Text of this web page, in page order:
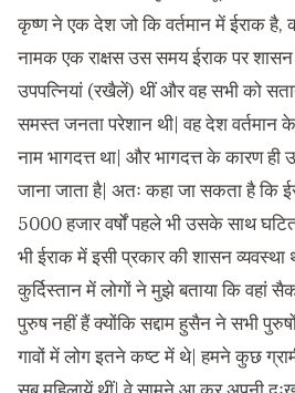
कृष्ण ने एक देश जो कि वर्तमान में ईराक है,
नामक एक राक्षस उस समय ईराक पर
उपपत्नियां (रखैलें) थीं और वह सभी को
समस्त जनता परेशान थी| वह देश
नाम भागदत्त था| और भागदत्त के कारण
जाना जाता है| अतः कहा जा सकता है कि
5000 हजार वर्षों पहले भी उसके साथ
भी ईराक में इसी प्रकार की शासन
कुर्दिस्तान में लोगों ने मुझे बताया कि वहां
पुरुष नहीं हैं क्योंकि सद्दाम हुसैन ने सभी
गावों में लोग इतने कष्ट में थे| हमने कुछ